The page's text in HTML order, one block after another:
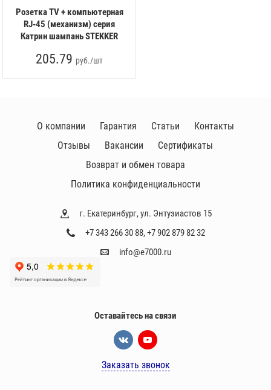
Розетка TV + компьютерная
RJ-45 (механизм) серия
Катрин шампань STEKKER
205.79 руб./шт
г. Екатеринбург, ул. Энтузиастов 15
+7 343 266 30 88,+7 902 879 82 32
info@e7000.ru
О компании Гарантия Статьи
Контакты
Отзывы
Вакансии
Сертификаты
Возврат и обмен товара
Политика конфиденциальности
Оставайтесь на связи
Заказать звонок